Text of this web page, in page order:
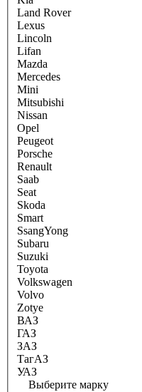
Land Rover
Lexus
Lincoln
Lifan
Mazda
Mercedes
Mini
Mitsubishi
Nissan
Opel
Peugeot
Porsche
Renault
Saab
Seat
Skoda
Smart
SsangYong
Subaru
Suzuki
Toyota
Volkswagen
Volvo
Zotye
ВАЗ
ГАЗ
ЗАЗ
ТагАЗ
УАЗ
Выберите марку